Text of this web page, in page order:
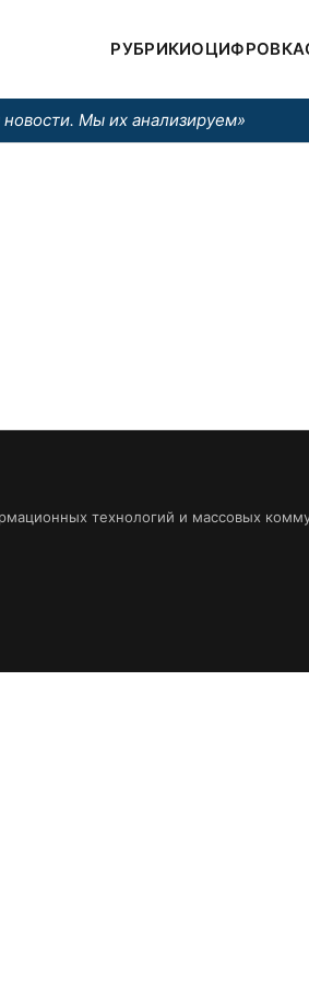
РУБРИКИОЦИФРОВКА
Мы их анализируем»
технологий и массовых